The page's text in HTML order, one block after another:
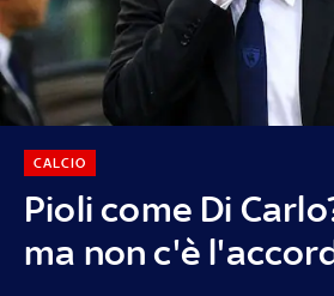
Pioli come Di
ma non c'è
CALCIO